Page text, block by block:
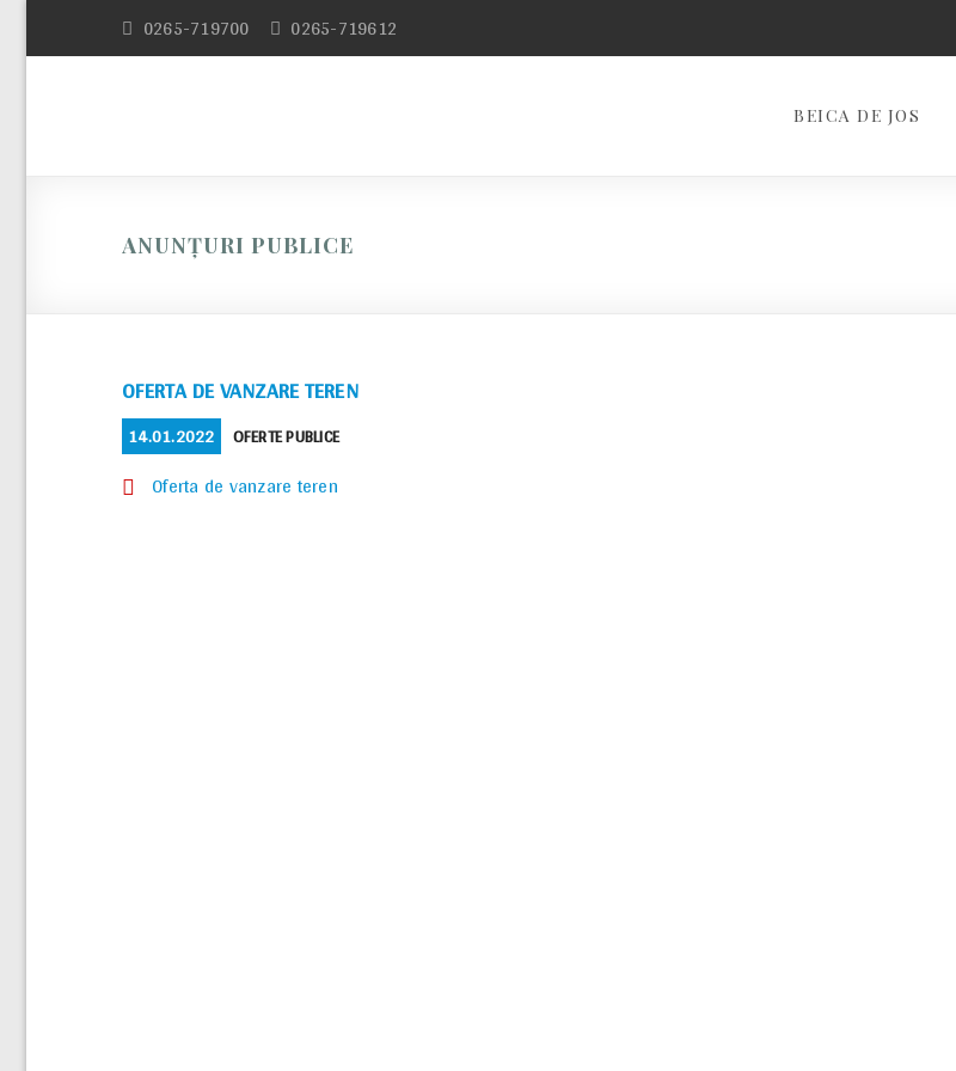
0265-719700 0265-719612
BEICA DE JOS
ANUNȚURI PUBLICE
OFERTA DE VANZARE TEREN
POSTED
ON
14.01.2022 CATEGORIES
OFERTE PUBLICE
Oferta de vanzare teren